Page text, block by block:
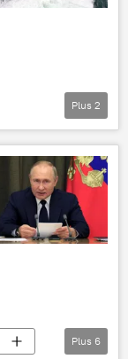
Plus 2
Plus 6